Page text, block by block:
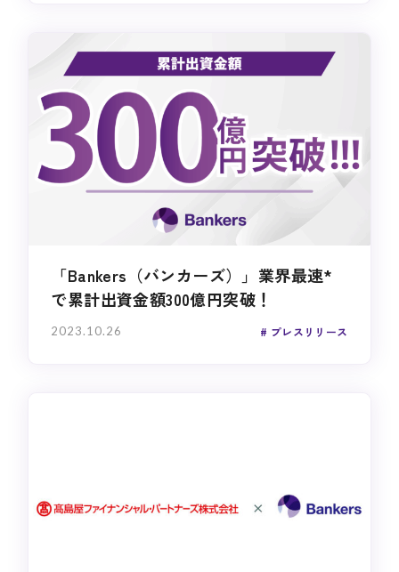
「Bankers（バンカーズ）」業界最速*
で累計出資金額300億円突破！
2023.10.26 プレスリリース